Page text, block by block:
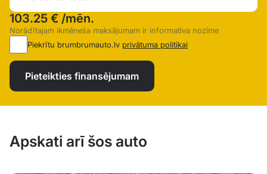
103.25 € /mēn.
Norādītajam ikmēneša maksājumam ir informatīva nozīme
Piekrītu brumbrumauto.lv privātuma politikai
Pieteikties finansējumam
Apskati arī šos auto